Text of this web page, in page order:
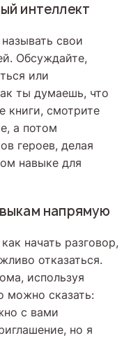
интеллект
свои
Обсуждайте,
или
ты думаешь, что
книги, смотрите
а потом
героев, делая
навыке для
напрямую
начать разговор,
отказаться.
используя
можно сказать:
с вами
но я